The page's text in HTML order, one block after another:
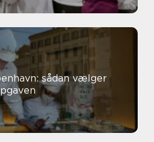
sådan vælger